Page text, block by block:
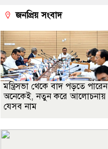
জনপ্রিয় সংবাদ
মন্ত্রিসভা থেকে বাদ পড়তে পারেন
অনেকেই, নতুন করে আলোচনায়
যেসব নাম